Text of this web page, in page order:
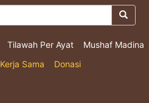
Tilawah Per Ayat
Mushaf Madina
Kerja Sama Donasi